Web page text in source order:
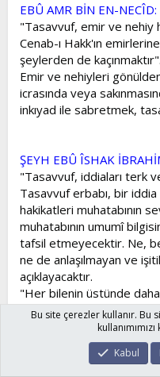
EBÛ AMR BİN EN-NECÎD:
"Tasavvuf, emir ve nehiy
Cenab-ı Hakk'ın
şeylerden de
Emir ve nehiyleri
icrasında veya
inkıyad ile sabretmek,
ŞEYH EBÛ ÎSHAK
"Tasavvuf, iddiaları terk
Tasavvuf erbabı, bir
hakikatleri muhatabının
muhatabının umumî
tafsil etmeyecektir. Ne,
ne de anlaşılmayan ve
açıklayacaktır.
"Her bilenin üstünde
kerimesi onun düstür-i
derecede hitap ediniz"
Bu site çerezler kullanır. Bu
Kabul